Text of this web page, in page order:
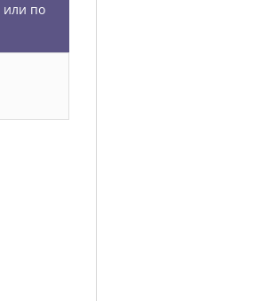
или по